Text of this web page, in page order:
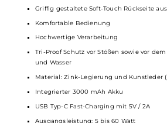
und sauber nachfüllen kannst. Für
und weiter dampfen.
Technische Daten
LeistungsstarkesPod-System mit